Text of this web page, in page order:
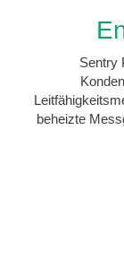
Sentry
beheizte